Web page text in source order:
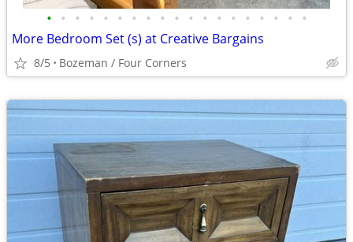
• • • • • • • • • • • • • • • • • • •
More Bedroom Set (s) at Creative Bargains
8/5 Bozeman / Four Corners